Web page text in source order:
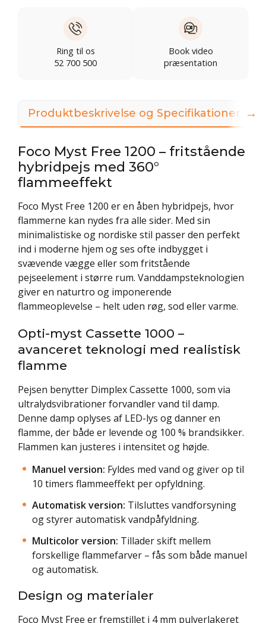
Ring til os
52 700 500
Book video
præsentation
Produktbeskrivelse og Specifikationer
Foco Myst Free 1200 – fritstående
hybridpejs med 360°
flammeeffekt
Foco Myst Free 1200 er en åben hybridpejs, hvor
flammerne kan nydes fra alle sider. Med sin
minimalistiske og nordiske stil passer den perfekt
ind i moderne hjem og ses ofte indbygget i
svævende vægge eller som fritstående
pejseelement i større rum. Vanddampsteknologien
giver en naturtro og imponerende
flammeoplevelse – helt uden røg, sod eller varme.
Opti-myst Cassette 1000 –
avanceret teknologi med realistisk
flamme
Pejsen benytter Dimplex Cassette 1000, som via
ultralydsvibrationer forvandler vand til damp.
Denne damp oplyses af LED-lys og danner en
flamme, der både er levende og 100 % brandsikker.
Flammen kan justeres i intensitet og højde.
Manuel version: Fyldes med vand og giver op til
10 timers flammeeffekt per opfyldning.
Automatisk version: Tilsluttes vandforsyning
og styrer automatisk vandpåfyldning.
Multicolor version: Tillader skift mellem
forskellige flammefarver – fås som både manuel
og automatisk.
Design og materialer
Foco Myst Free er fremstillet i 4 mm pulverlakeret
→